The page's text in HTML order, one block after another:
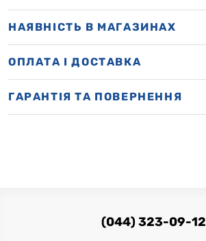
НАЯВНІСТЬ В МАГАЗИНАХ
OПЛАТА І ДОСТАВКА
ГАРАНТІЯ ТА ПОВЕРНЕННЯ
(044) 323-09-12